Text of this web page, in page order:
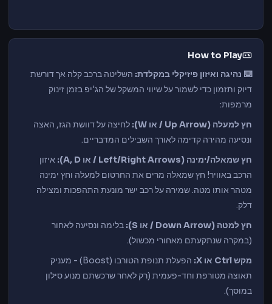
How to Play
⌨️ נהיגה ואיזון פיזיקלי במקלדת: השליטה ברכב קלה אך דורשת
דיוק ותזמון כדי לשמור על שיווי המשקל של הג'יפ בזמן זינוק
מרמפות:
חץ למעלה (Up Arrow / או W):
לחיצה על דוושת הגז, האצה
ונסיעה מהירה קדימה לאורך השבילים המדבריים.
חץ שמאלה/ימינה (Left/Right Arrows / או A, D):
איזון
הרכב באוויר! חץ שמאלה מרים את החרטום למעלה וחץ ימינה
מטהר אותו מטה. שמירה על רכב ישר מונעת התהפכות ומצילה
דלק.
חץ למטה (Down Arrow / או S):
בלימה ונסיעה לאחור
(במקרה שנתקעתם מאחורי מכשול).
מקש Ctrl או X:
הפעלת תנופת הטורבו (Boost) - מעניק
תאוצה מטורפת וחד-פעמית (רק לאחר שרכשתם מנוע סילון
במוסך).